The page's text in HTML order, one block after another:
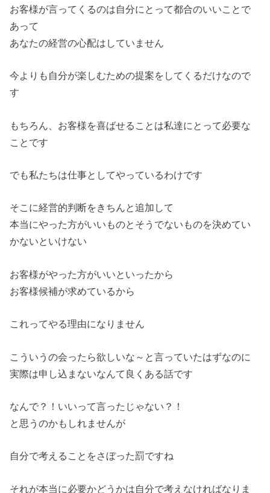
お客様が言ってくるのは自分にとって都合のいいことで
あって
あなたの経営の心配はしていません
今よりも自分が楽しむための提案をしてくるだけなので
す
もちろん、お客様を喜ばせることは私達にとって必要な
ことです
でも私たちは仕事としてやっているわけです
そこに経営的判断をきちんと追加して
本当にやった方がいいものとそうでないものを決めてい
かないといけない
お客様がやった方がいいといったから
お客様候補が求めているから
これってやる理由になりません
こういうの会ったら欲しいな～ と言っていたはずなのに
実際は申し込まないなんて良くある話です
なんで？！いいって言ったじゃない？！
と思うのかもしれませんが
自分で考えることをさぼった罰ですね
それが本当に必要かどうかは自分で考えなければなりま